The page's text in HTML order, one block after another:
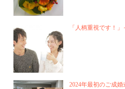
「人柄重視です！
2024年最初のご成婚